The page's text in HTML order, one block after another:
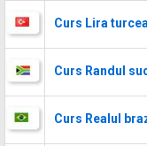
Curs Lira
Curs Randul
Curs Realul